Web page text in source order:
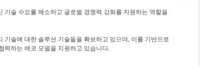
술 수요를 해소하고 글로벌 경쟁력 강화를 지원하는 역할을
술에 대한 솔루션 기술들을 확보하고 있으며, 이를 기반으로
력하는 에코 모델을 지원하고 있습니다.